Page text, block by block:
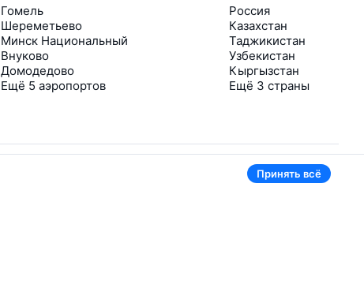
Гомель
Шереметьево
Минск Национальный
Внуково
Домодедово
Ещё 5 аэропортов
Россия
Казахстан
Таджикистан
Узбекистан
Кыргызстан
Ещё 3 страны
Принять всё